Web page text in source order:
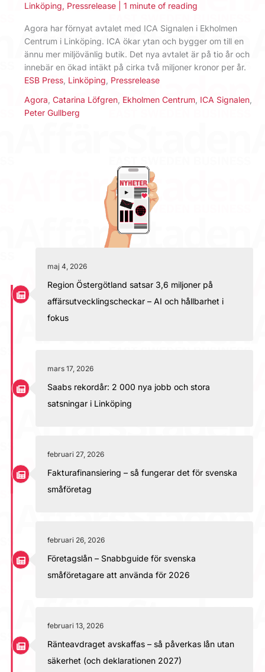
Linköping, Pressrelease 1 minute of reading
Agora har förnyat avtalet med ICA Signalen i Ekholmen
Centrum i Linköping. ICA ökar ytan och bygger om till en
ännu mer miljövänlig butik. Det nya avtalet är på tio år och
innebär en ökad intäkt på cirka två miljoner kronor per år.
ESB Press Linköping Pressrelease
Agora Catarina Löfgren Ekholmen Centrum ICA Signalen
Peter Gullberg
maj 4, 2026
Region Östergötland satsar 3,6 miljoner på
affärsutvecklingscheckar – AI och hållbarhet i
fokus
mars 17, 2026
Saabs rekordår: 2 000 nya jobb och stora
satsningar i Linköping
februari 27, 2026
Fakturafinansiering – så fungerar det för svenska
småföretag
februari 26, 2026
Företagslån – Snabbguide för svenska
småföretagare att använda för 2026
februari 13, 2026
Ränteavdraget avskaffas – så påverkas lån utan
säkerhet (och deklarationen 2027)